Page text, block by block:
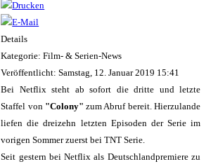
Details
Kategorie: Film- & Serien-News
Veröffentlicht: Samstag, 12. Januar 2019 15:41
Bei Netflix steht ab sofort die dritte und letzte
Staffel von "Colony" zum Abruf bereit. Hierzulande
liefen die dreizehn letzten Episoden der Serie im
vorigen Sommer zuerst bei TNT Serie.
Seit gestern bei Netflix als Deutschlandpremiere zu